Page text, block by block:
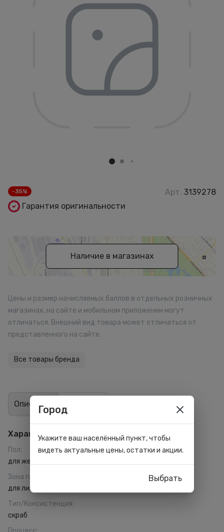
-35% Арт. 3139278
Гарантия оригинальности
Наличие в магазинах
Цены и размер начисляемых баллов в отдельных розничных
магазинах, на сайте и мобильном приложении могут
отличаться. Внешний вид товара может отличаться от
представленного на сайте.
Все товары бренда
Описание
Характеристики
Пол:
для женщин
Зона применения
для лица
Тип/Консистенция:
скраб
Город
Укажите ваш населённый пункт, чтобы
видеть актуальные цены, остатки и акции.
Выбрать